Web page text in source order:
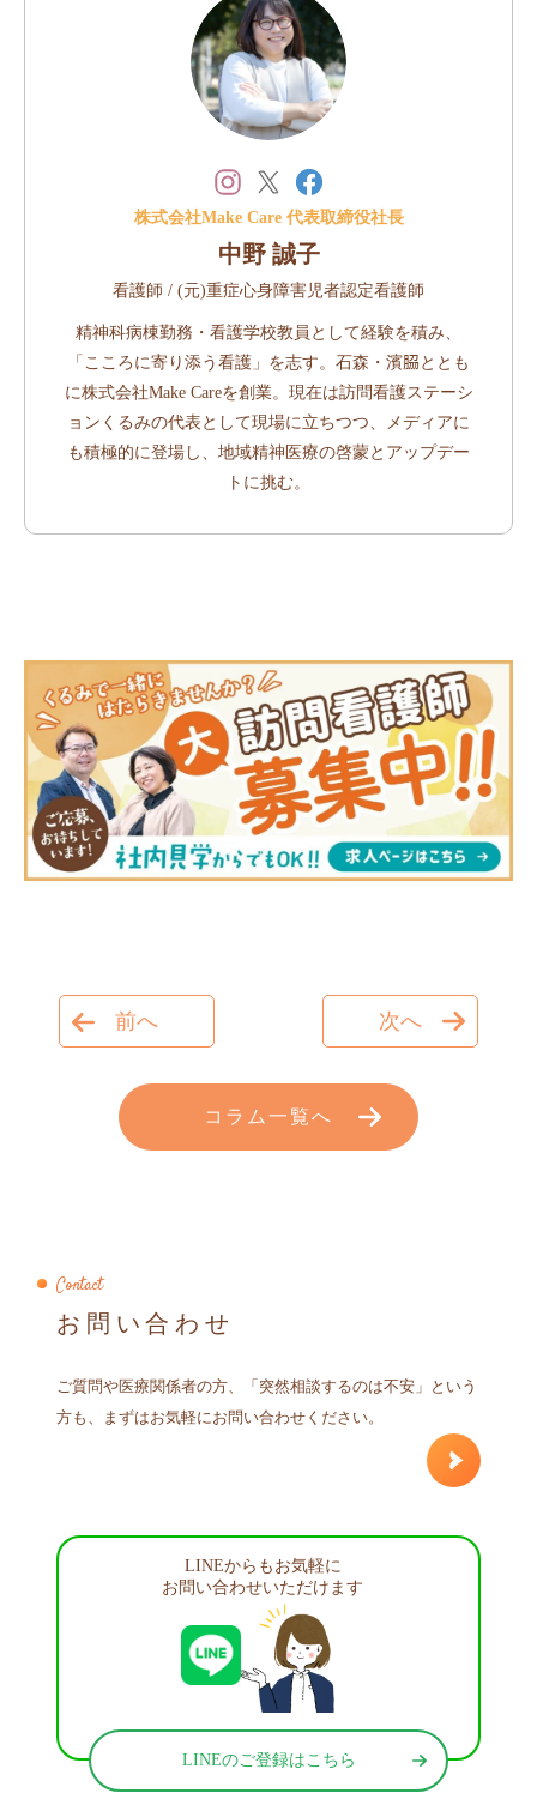
株式会社Make Care 代表取締役社長
中野 誠子
看護師 / (元)重症心身障害児者認定看護師
精神科病棟勤務・看護学校教員として経験を積み、
「こころに寄り添う看護」を志す。石森・濱𦚰ととも
に株式会社Make Careを創業。現在は訪問看護ステーシ
ョンくるみの代表として現場に立ちつつ、メディアに
も積極的に登場し、地域精神医療の啓蒙とアップデー
トに挑む。
前へ 次へ
コラム一覧へ
Contact
お問い合わせ
ご質問や医療関係者の方、「突然相談するのは不安」という
方も、まずはお気軽にお問い合わせください。
LINEからもお気軽に
お問い合わせいただけます
LINEのご登録はこちら